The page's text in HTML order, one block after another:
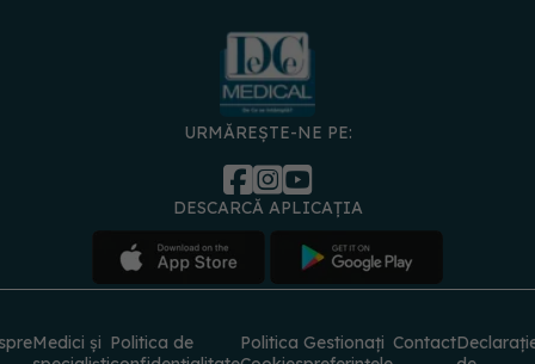
URMĂREȘTE-NE PE:
DESCARCĂ APLICAȚIA
Medici și Politica de
Politica Gestionați Contact